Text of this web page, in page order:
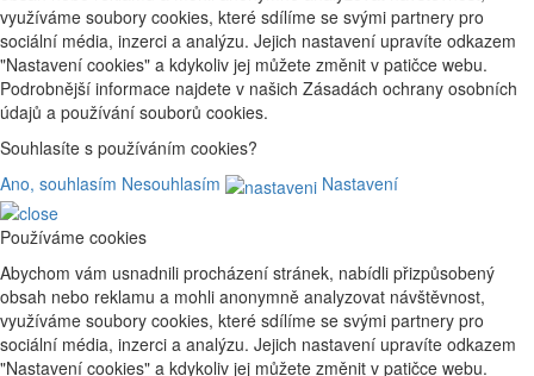
využíváme soubory cookies, které sdílíme se svými partnery pro
sociální média, inzerci a analýzu. Jejich nastavení upravíte odkazem
"Nastavení cookies" a kdykoliv jej můžete změnit v patičce webu.
Podrobnější informace najdete v našich Zásadách ochrany osobních
údajů a používání souborů cookies.
Souhlasíte s používáním cookies?
Ano, souhlasím Nesouhlasím Nastavení
Používáme cookies
Abychom vám usnadnili procházení stránek, nabídli přizpůsobený
obsah nebo reklamu a mohli anonymně analyzovat návštěvnost,
využíváme soubory cookies, které sdílíme se svými partnery pro
sociální média, inzerci a analýzu. Jejich nastavení upravíte odkazem
"Nastavení cookies" a kdykoliv jej můžete změnit v patičce webu.